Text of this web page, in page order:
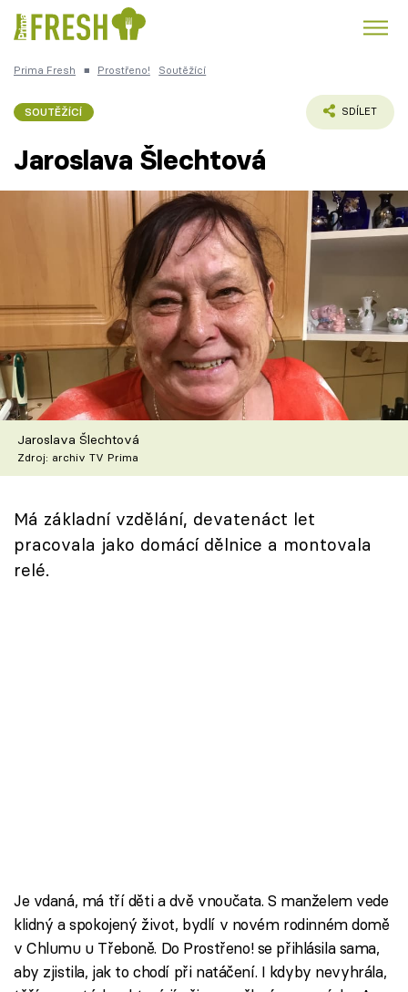
Česká kuchyně
TV Program
Škola vaření
Recepty z TV
Speciál: Cuketa
Těhotnej kuchař
Prima Fresh ■ Prostřeno! Soutěžící
SOUTĚŽÍCÍ SDÍLET
Jaroslava Šlechtová
Jaroslava Šlechtová
Zdroj: archiv TV Prima
Má základní vzdělání, devatenáct let
pracovala jako domácí dělnice a montovala
relé.
Je vdaná, má tří děti a dvě vnoučata. S manželem vede
klidný a spokojený život, bydlí v novém rodinném domě
v Chlumu u Třeboně. Do Prostřeno! se přihlásila sama,
aby zjistila, jak to chodí při natáčení. I kdyby nevyhrála,